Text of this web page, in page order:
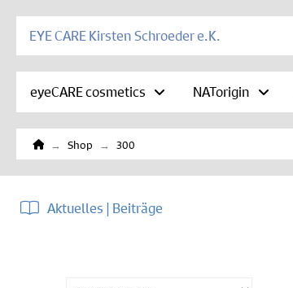
EYE CARE Kirsten Schroeder e.K.
eyeCARE cosmetics NATorigin
Home
→ Shop → 300
Aktuelles | Beiträge